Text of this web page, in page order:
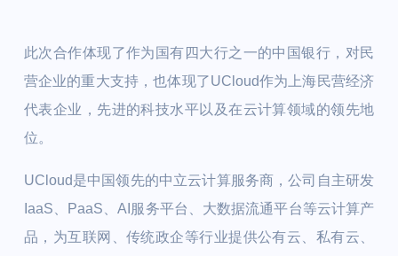
此次合作体现了作为国有四大行之一的中国银行，对民
营企业的重大支持，也体现了UCloud作为上海民营经济
代表企业，先进的科技水平以及在云计算领域的领先地
位。
UCloud是中国领先的中立云计算服务商，公司自主研发
IaaS、PaaS、AI服务平台、大数据流通平台等云计算产
品，为互联网、传统政企等行业提供公有云、私有云、